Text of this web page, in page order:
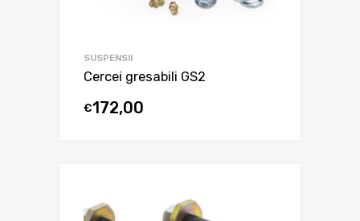
SUSPENSII
Cercei gresabili GS2
€172,00